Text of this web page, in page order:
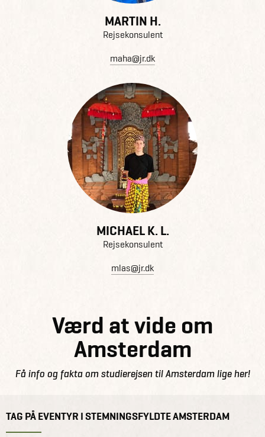
MARTIN H.
Rejsekonsulent
maha@jr.dk
MICHAEL K. L.
Rejsekonsulent
mlas@jr.dk
Værd at vide om
Amsterdam
Få info og fakta om studierejsen til Amsterdam lige her!
TAG PÅ EVENTYR I STEMNINGSFYLDTE AMSTERDAM